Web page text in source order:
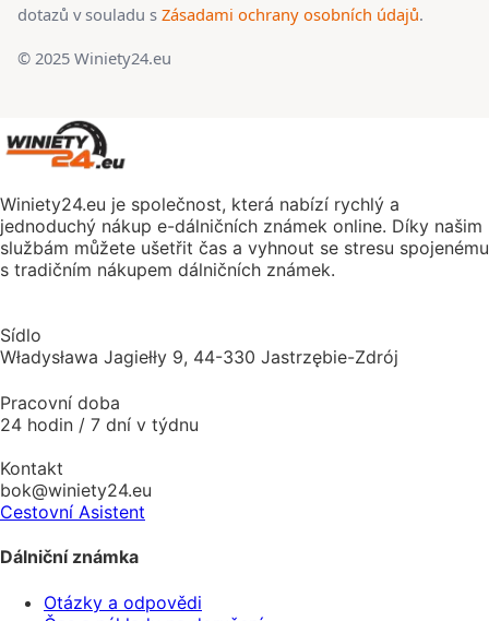
dotazů v souladu s Zásadami ochrany osobních údajů.
© 2025 Winiety24.eu
Winiety24.eu je společnost, která nabízí rychlý a
jednoduchý nákup e-dálničních známek online. Díky našim
službám můžete ušetřit čas a vyhnout se stresu spojenému
s tradičním nákupem dálničních známek.
Sídlo
Władysława Jagiełły 9, 44-330 Jastrzębie-Zdrój
Pracovní doba
24 hodin / 7 dní v týdnu
Kontakt
bok@winiety24.eu
Cestovní Asistent
Dálniční známka
Otázky a odpovědi